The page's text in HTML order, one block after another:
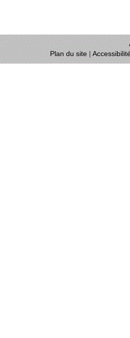
Plan du site|